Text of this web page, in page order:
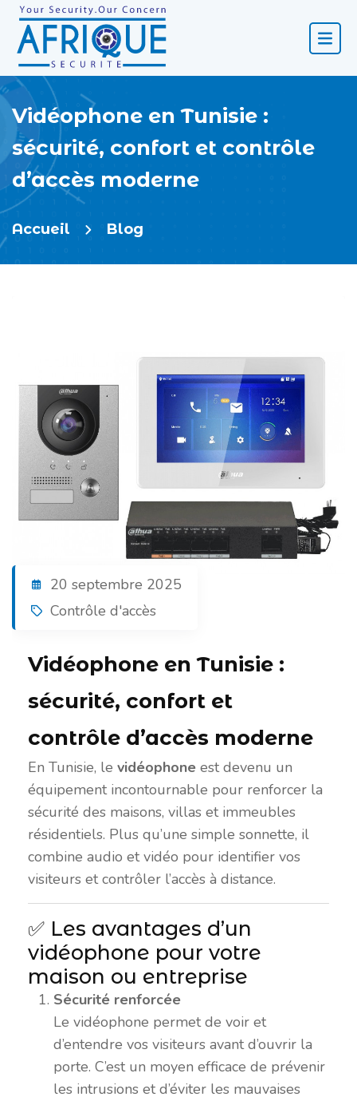
Vidéophone en Tunisie :
sécurité, confort et contrôle
d’accès moderne
Accueil Blog
20 septembre 2025
Contrôle d'accès
Vidéophone en Tunisie :
sécurité, confort et
contrôle d’accès moderne
En Tunisie, le vidéophone est devenu un
équipement incontournable pour renforcer la
sécurité des maisons, villas et immeubles
résidentiels. Plus qu’une simple sonnette, il
combine audio et vidéo pour identifier vos
visiteurs et contrôler l’accès à distance.
✅ Les avantages d’un
vidéophone pour votre
maison ou entreprise
Sécurité renforcée
Le vidéophone permet de voir et
d’entendre vos visiteurs avant d’ouvrir la
porte. C’est un moyen efficace de prévenir
les intrusions et d’éviter les mauvaises